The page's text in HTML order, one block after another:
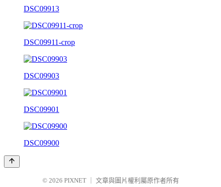
DSC09913
DSC09911-crop
DSC09903
DSC09901
DSC09900
© 2026 PIXNET
文章與圖片權利屬原作者所有